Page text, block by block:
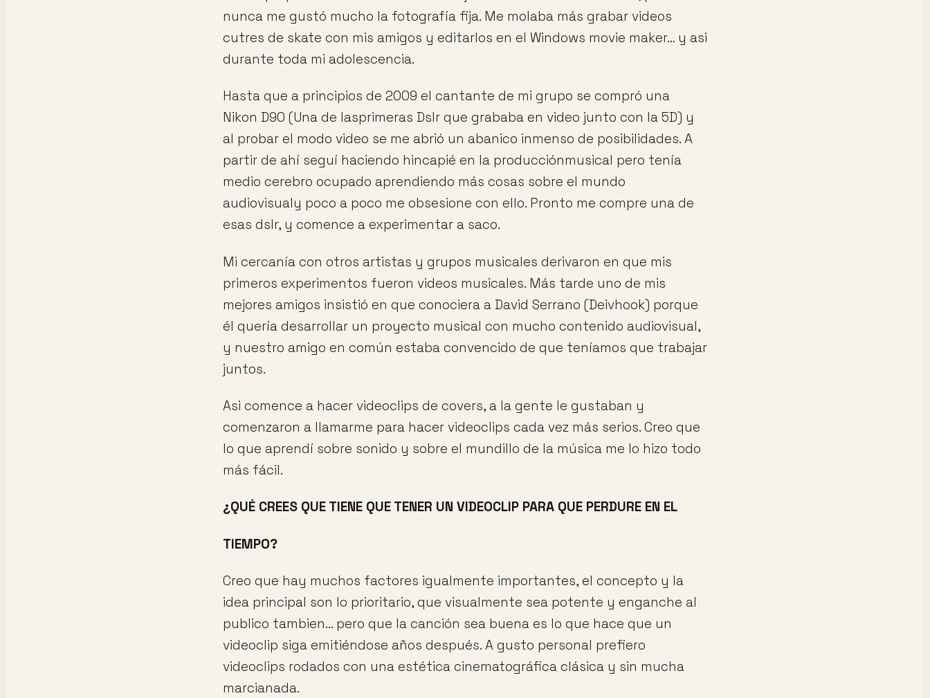
nunca me gustó mucho la fotografía fija. Me molaba más grabar videos
cutres de skate con mis amigos y editarlos en el Windows movie maker… y asi
durante toda mi adolescencia.
Hasta que a principios de 2009 el cantante de mi grupo se compró una
Nikon D90 (Una de lasprimeras Dslr que grababa en video junto con la 5D) y
al probar el modo video se me abrió un abanico inmenso de posibilidades. A
partir de ahí seguí haciendo hincapié en la producciónmusical pero tenía
medio cerebro ocupado aprendiendo más cosas sobre el mundo
audiovisualy poco a poco me obsesione con ello. Pronto me compre una de
esas dslr, y comence a experimentar a saco.
Mi cercanía con otros artistas y grupos musicales derivaron en que mis
primeros experimentos fueron videos musicales. Más tarde uno de mis
mejores amigos insistió en que conociera a David Serrano (Deivhook) porque
él quería desarrollar un proyecto musical con mucho contenido audiovisual,
y nuestro amigo en común estaba convencido de que teníamos que trabajar
juntos.
Asi comence a hacer videoclips de covers, a la gente le gustaban y
comenzaron a llamarme para hacer videoclips cada vez más serios. Creo que
lo que aprendí sobre sonido y sobre el mundillo de la música me lo hizo todo
más fácil.
¿QUÉ CREES QUE TIENE QUE TENER UN VIDEOCLIP PARA QUE PERDURE EN EL
TIEMPO?
Creo que hay muchos factores igualmente importantes, el concepto y la
idea principal son lo prioritario, que visualmente sea potente y enganche al
publico tambien... pero que la canción sea buena es lo que hace que un
videoclip siga emitiéndose años después. A gusto personal prefiero
videoclips rodados con una estética cinematográfica clásica y sin mucha
marcianada.